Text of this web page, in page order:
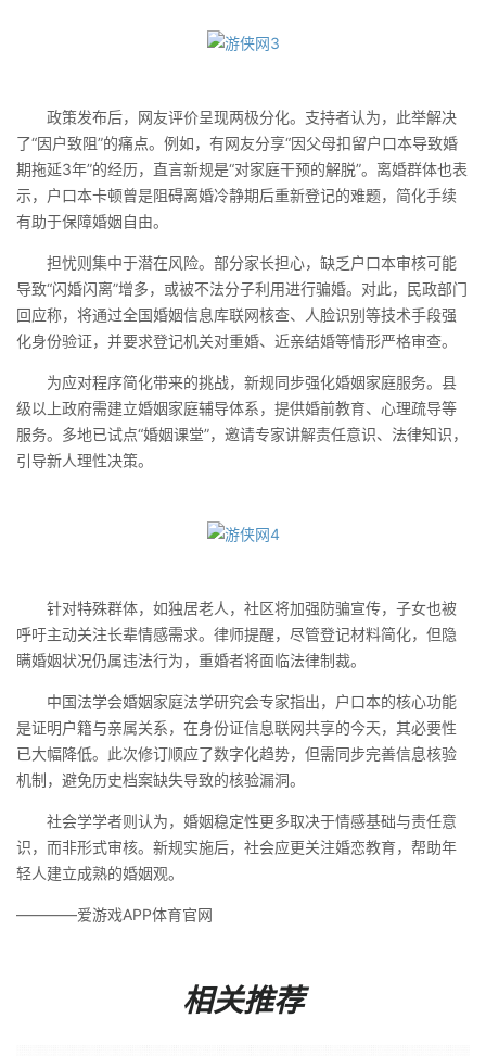
政策发布后，网友评价呈现两极分化。支持者认为，此举解决
了“因户致阻”的痛点。例如，有网友分享“因父母扣留户口本导致婚
期拖延3年”的经历，直言新规是“对家庭干预的解脱”。离婚群体也表
示，户口本卡顿曾是阻碍离婚冷静期后重新登记的难题，简化手续
有助于保障婚姻自由。
担忧则集中于潜在风险。部分家长担心，缺乏户口本审核可能
导致“闪婚闪离”增多，或被不法分子利用进行骗婚。对此，民政部门
回应称，将通过全国婚姻信息库联网核查、人脸识别等技术手段强
化身份验证，并要求登记机关对重婚、近亲结婚等情形严格审查。
为应对程序简化带来的挑战，新规同步强化婚姻家庭服务。县
级以上政府需建立婚姻家庭辅导体系，提供婚前教育、心理疏导等
服务。多地已试点“婚姻课堂”，邀请专家讲解责任意识、法律知识，
引导新人理性决策。
针对特殊群体，如独居老人，社区将加强防骗宣传，子女也被
呼吁主动关注长辈情感需求。律师提醒，尽管登记材料简化，但隐
瞒婚姻状况仍属违法行为，重婚者将面临法律制裁。
中国法学会婚姻家庭法学研究会专家指出，户口本的核心功能
是证明户籍与亲属关系，在身份证信息联网共享的今天，其必要性
已大幅降低。此次修订顺应了数字化趋势，但需同步完善信息核验
机制，避免历史档案缺失导致的核验漏洞。
社会学学者则认为，婚姻稳定性更多取决于情感基础与责任意
识，而非形式审核。新规实施后，社会应更关注婚恋教育，帮助年
轻人建立成熟的婚姻观。
————爱游戏APP体育官网
相关推荐